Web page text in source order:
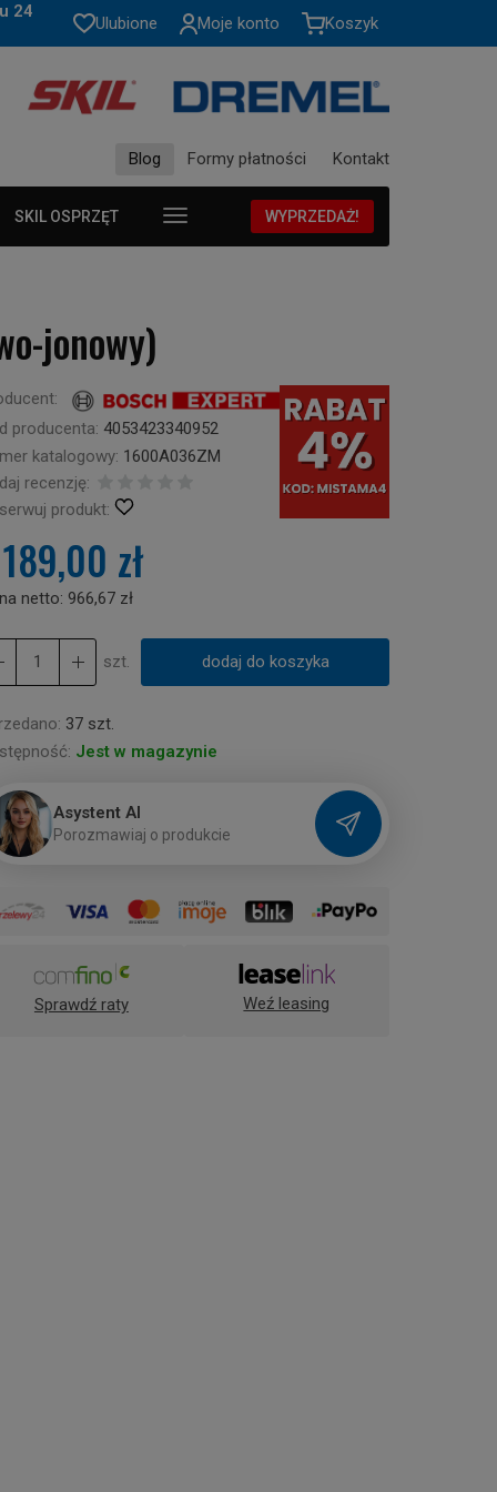
24
Ulubione Moje konto Koszyk
Blog Formy płatności Kontakt
SKIL OSPRZĘT WYPRZEDAŻ!
jonowy)
producenta: 4053423340952
katalogowy: 1600A036ZM
recenzję:
produkt:
zł
netto: 966,67 zł
szt. dodaj do koszyka
37 szt.
Jest w magazynie
Asystent AI
Porozmawiaj o produkcie
Sprawdź raty Weź leasing